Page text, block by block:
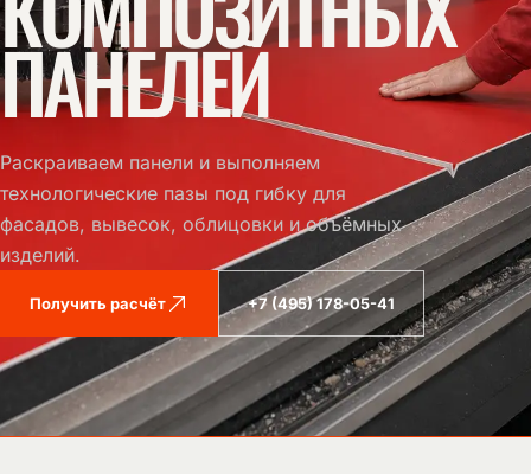
размеры,
материал,
сроки
и
место
Предложим
и
порядок
стоимости.
ВАШЕ ИМЯ
ТЕЛЕФОН
ПАНЕЛЕЙ
Раскраиваем панели и выполняем
технологические пазы под гибку для
фасадов, вывесок, облицовки и объёмных
изделий.
Получить расчёт +7 (495) 178-05-41